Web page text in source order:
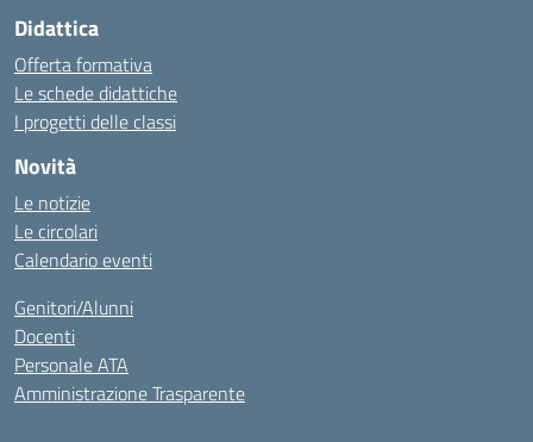
Didattica
Offerta formativa
Le schede didattiche
I progetti delle classi
Novità
Le notizie
Le circolari
Calendario eventi
Genitori/Alunni
Docenti
Personale ATA
Amministrazione Trasparente